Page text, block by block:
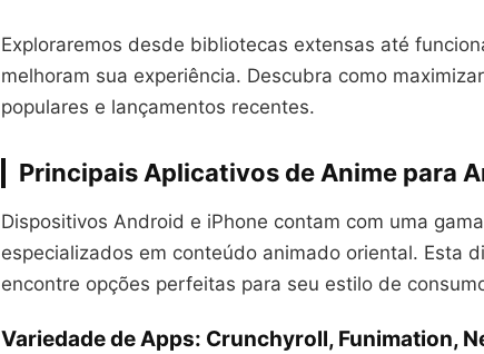
Exploraremos desde bibliotecas extensas até
melhoram sua experiência. Descubra como
populares e lançamentos recentes.
Principais Aplicativos de Anime para
Dispositivos Android e iPhone contam com uma
especializados em conteúdo animado oriental. Esta
encontre opções perfeitas para seu estilo de
Variedade de Apps: Crunchyroll, Funimation,